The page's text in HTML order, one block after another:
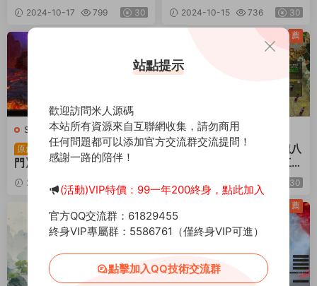
務端+PC客戶端+GM工具
+視頻架設教程
2024-10-17 799 30
ux手工服務端+PC客戶端+G
M工具+視頻架設教程
2024-10-15 736 30
S-蜀門·端遊服務端
原創
典藏懷舊端遊【新蜀
門】Linux手工服務端+PC客
戶端+GM工具+GM命令+視
頻架設教程
2024-10-15 1.32k
T-天龍八部·端遊服務端
原創 典藏懷舊端遊【天龍八
部之淩煙天龍】Linux手工服
務端+PC客戶端+GM工具
+視頻架設教程
2024-10-12 665 30
薦
薦
站點提示
歡迎訪問米人源碼
本站所有資源來自互聯網收集，請勿商用
任何問題都可以添加官方交流群交流提問！
感謝一路的陪伴！
(活動)VIP特價：99一年200終身，點此加入
官方QQ交流群：61829455
終身VIP專屬群：5586761（僅終身VIP可進）
點擊加入QQ技術交流群